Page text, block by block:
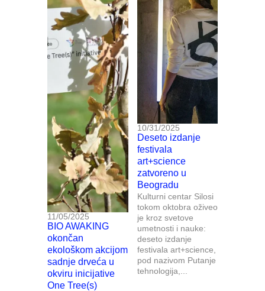
11/05/2025
BIO AWAKING
okončan
ekološkom akcijom
sadnje drveća u
okviru inicijative
One Tree(s)
10/31/2025
Deseto izdanje
festivala
art+science
zatvoreno u
Beogradu
Kulturni centar Silosi
tokom oktobra oživeo
je kroz svetove
umetnosti i nauke:
deseto izdanje
festivala art+science,
pod nazivom Putanje
tehnologija,...